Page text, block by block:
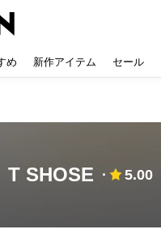
め 新作アイテム セール
T SHOSE 5.00